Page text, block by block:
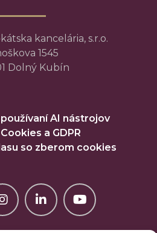
kancelária, s.r.o.
1545
Dolný Kubín
AI nástrojov
a GDPR
so zberom cookies